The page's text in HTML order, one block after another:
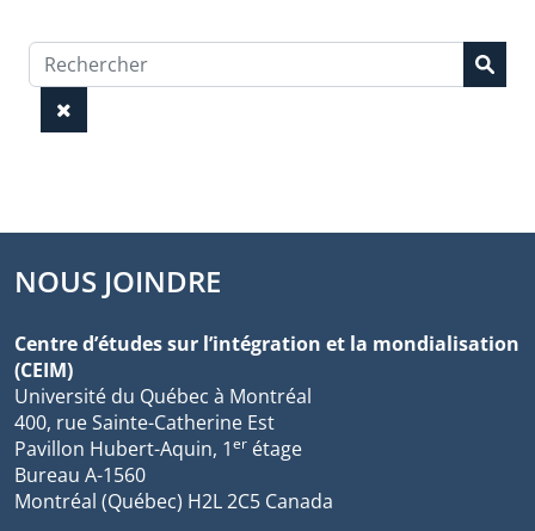
NOUS JOINDRE
Centre d’études sur l’intégration et la mondialisation
(CEIM)
Université du Québec à Montréal
400, rue Sainte-Catherine Est
Pavillon Hubert-Aquin, 1er étage
Bureau A-1560
Montréal (Québec) H2L 2C5 Canada